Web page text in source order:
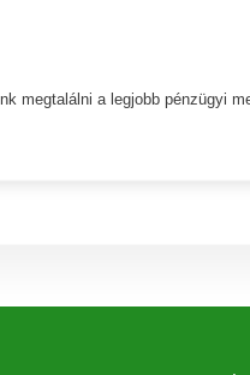
megtalálni a legjobb pénzügyi